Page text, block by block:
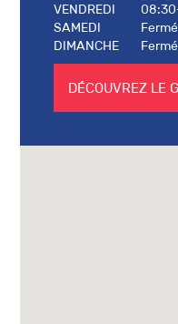
VENDREDI
SAMEDI
Fermé
DIMANCHE
Fermé
DÉCOUVREZ LE